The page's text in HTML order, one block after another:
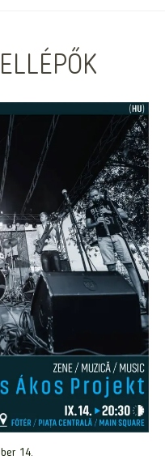
14.